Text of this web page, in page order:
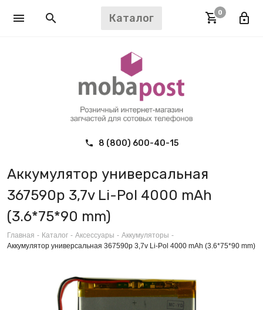
Каталог 0
8 (800) 600-40-15
Аккумулятор универсальная
367590p 3,7v Li-Pol 4000 mAh
(3.6*75*90 mm)
Главная - Каталог - Аксессуары - Аккумуляторы -
Аккумулятор универсальная 367590p 3,7v Li-Pol 4000 mAh (3.6*75*90 mm)